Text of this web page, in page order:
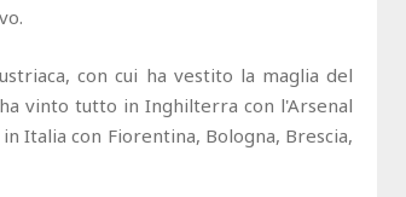
con cui ha vestito la maglia del
vinto tutto in Inghilterra con l'Arsenal
Italia con Fiorentina, Bologna, Brescia,